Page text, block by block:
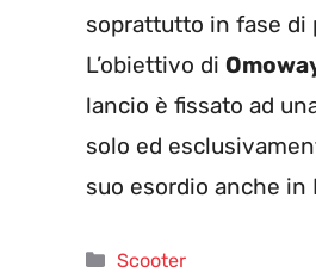
soprattutto in fase di
L’obiettivo di
lancio è fissato ad
solo ed
suo esordio anche in
Categorie
Scooter